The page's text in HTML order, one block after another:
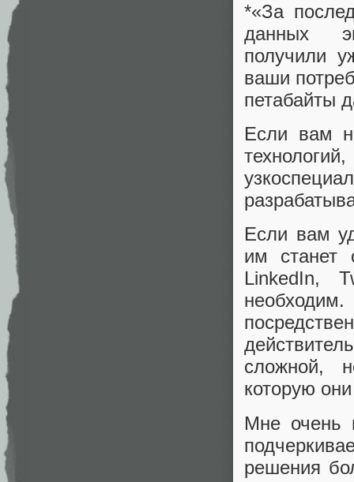
*«За
данных
получили
ваши
петабайты
Если вам
Если вам
им станет
LinkedIn,
сложной,
которую
Мне очень
решения